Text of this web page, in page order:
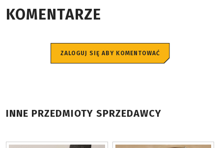
KOMENTARZE
ZALOGUJ SIĘ ABY KOMENTOWAĆ
INNE PRZEDMIOTY SPRZEDAWCY